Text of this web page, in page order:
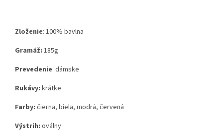
Zloženie: 100% bavlna
Gramáž: 185g
Prevedenie: dámske
Rukávy: krátke
Farby: čierna, biela, modrá, červená
Výstrih: oválny